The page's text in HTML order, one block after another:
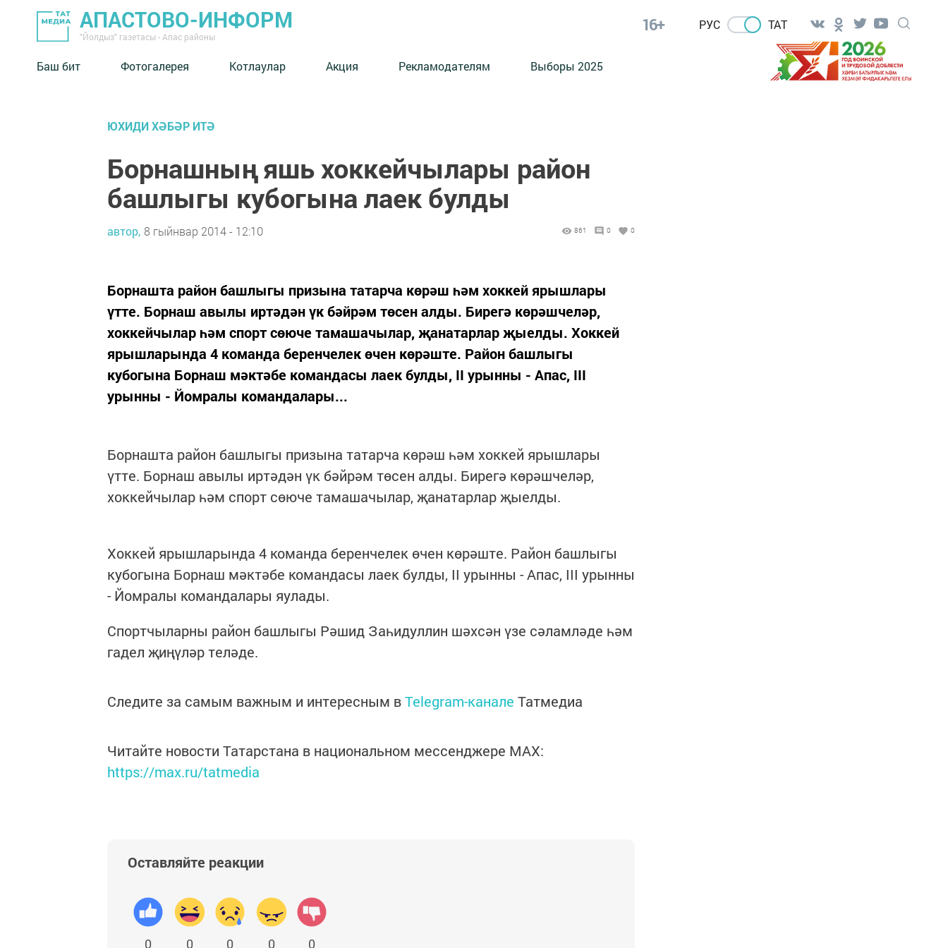
АПАСТОВО-ИНФОРМ
"Йолдыз" газетасы - Апас районы
16+ РУС ТАТ
Баш бит Фотогалерея Котлаулар Акция Рекламодателям Выборы 2025
ЮХИДИ ХӘБӘР ИТӘ
Борнашның яшь хоккейчылары район
башлыгы кубогына лаек булды
автор, 8 гыйнвар 2014 - 12:10 861 0 0
Борнашта район башлыгы призына татарча көрәш һәм хоккей ярышлары
үтте. Борнаш авылы иртәдән үк бәйрәм төсен алды. Бирегә көрәшчеләр,
хоккейчылар һәм спорт сөюче тамашачылар, җанатарлар җыелды. Хоккей
ярышларында 4 команда беренчелек өчен көрәште. Район башлыгы
кубогына Борнаш мәктәбе командасы лаек булды, II урынны - Апас, III
урынны - Йомралы командалары...
Борнашта район башлыгы призына татарча көрәш һәм хоккей ярышлары
үтте. Борнаш авылы иртәдән үк бәйрәм төсен алды. Бирегә көрәшчеләр,
хоккейчылар һәм спорт сөюче тамашачылар, җанатарлар җыелды.
Хоккей ярышларында 4 команда беренчелек өчен көрәште. Район башлыгы
кубогына Борнаш мәктәбе командасы лаек булды, II урынны - Апас, III урынны
- Йомралы командалары яулады.
Спортчыларны район башлыгы Рәшид Заһидуллин шәхсән үзе сәламләде һәм
гадел җиңүләр теләде.
Следите за самым важным и интересным вTelegram-канале Татмедиа
Читайте новости Татарстана в национальном мессенджере MАХ:
https://max.ru/tatmedia
Оставляйте реакции
0 0 0 0 0